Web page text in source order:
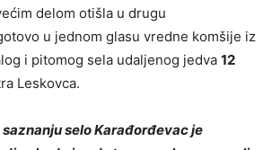
delom otišla u drugu
u jednom glasu vredne komšije iz
i pitomog sela udaljenog jedva 12
Leskovca.
selo Karađorđevac je